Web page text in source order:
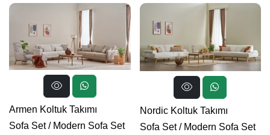
Armen Koltuk Takımı
Sofa Set/ Modern Sofa Set
Nordic Koltuk Takımı
Sofa Set/ Modern Sofa Set